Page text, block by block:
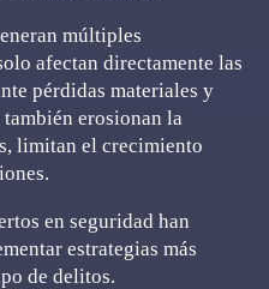
múltiples
afectan directamente las
pérdidas materiales y
también erosionan la
limitan el crecimiento
en seguridad han
estrategias más
de delitos.